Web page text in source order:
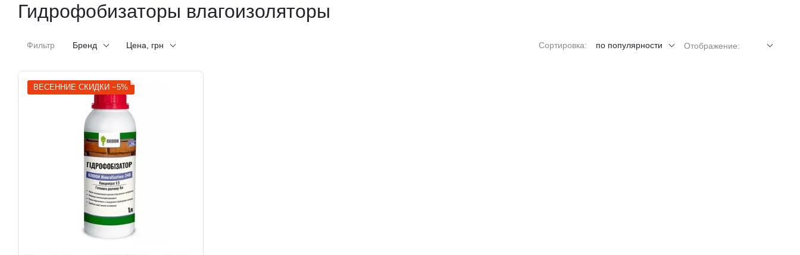
Гидрофобизаторы влагоизоляторы
Фильтр Бренд Цена, грн Сортировка: по популярности Отображение:
ВЕСЕННИЕ СКИДКИ −5%